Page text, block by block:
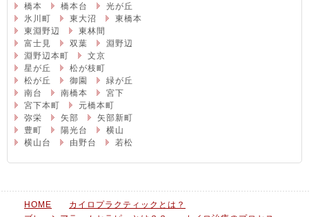
橋本
橋本台
光が丘
氷川町
東大沼
東橋本
東淵野辺
東林間
富士見
双葉
淵野辺
淵野辺本町
文京
星が丘
松が枝町
松が丘
御園
緑が丘
南台
南橋本
宮下
宮下本町
元橋本町
弥栄
矢部
矢部新町
豊町
陽光台
横山
横山台
由野台 若松
HOME
カイロプラクティックとは？